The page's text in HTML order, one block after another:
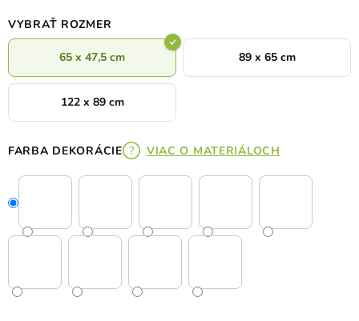
VYBRAŤ ROZMER
65 x 47,5 cm 89 x 65 cm
122 x 89 cm
FARBA DEKORÁCIE VIAC O MATERIÁLOCH